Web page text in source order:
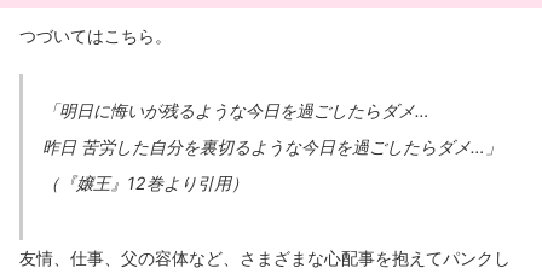
つづいてはこちら。
「明日に悔いが残るような今日を過ごしたらダメ…
昨日 苦労した自分を裏切るような今日を過ごしたらダメ…」
（『嬢王』12巻より引用）
友情、仕事、父の容体など、さまざまな心配事を抱えてパンクし